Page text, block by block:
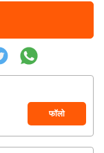
फॉलो